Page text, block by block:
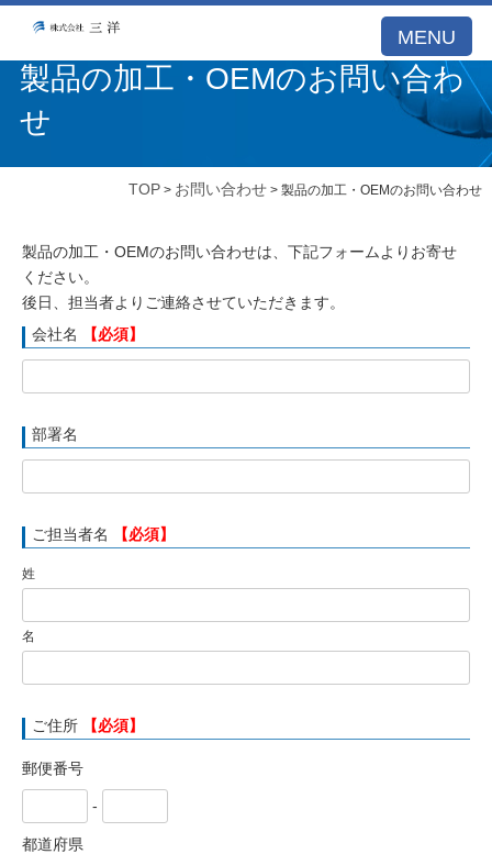
MENU
製品の加工・OEMのお問い合わ
せ
TOP > お問い合わせ > 製品の加工・OEMのお問い合わせ
製品の加工・OEMのお問い合わせは、下記フォームよりお寄せ
ください。
後日、担当者よりご連絡させていただきます。
会社名
【必須】
部署名
ご担当者名 【必須】
姓
名
ご住所 【必須】
郵便番号
-
都道府県